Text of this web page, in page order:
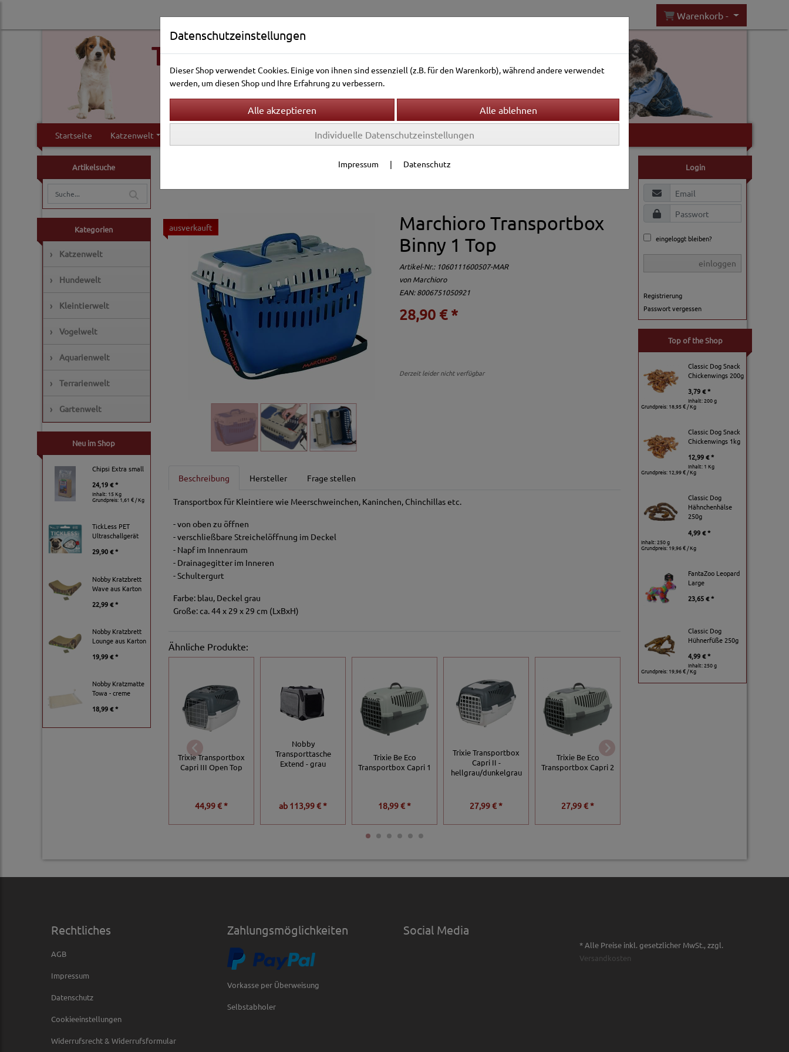
Warenkorb -
Startseite Katzenwelt Vogelwelt Aquarienwelt Terrarienwelt
Artikelsuche
Kategorien
› Katzenwelt
› Hundewelt
› Kleintierwelt
› Vogelwelt
› Aquarienwelt
› Terrarienwelt
› Gartenwelt
Neu im Shop
Chipsi Extra small
24,19 € *
Inhalt: 15 Kg
Grundpreis:1,61 € / Kg
TickLess PET
Ultraschallgerät
29,90 € *
Nobby Kratzbrett
Wave aus Karton
22,99 € *
Nobby Kratzbrett
Lounge aus Karton
19,99 € *
Nobby Kratzmatte
Towa - creme
18,99 € *
ausverkauft
Marchioro Transportbox
Binny 1 Top
Artikel-Nr.: 1060111600507-MAR
vonMarchioro
EAN: 8006751050921
28,90 € *
Derzeit leider nicht verfügbar
Beschreibung Hersteller Frage stellen
Transportbox für Kleintiere wie Meerschweinchen, Kaninchen, Chinchillas etc.
- von oben zu öffnen
- verschließbare Streichelöffnung im Deckel
- Napf im Innenraum
- Drainagegitter im Inneren
- Schultergurt
Farbe: blau, Deckel grau
Große: ca. 44 x 29 x 29 cm (LxBxH)
Ähnliche Produkte:
Trixie Transportbox
Capri III Open Top
44,99 € *
Nobby
Transporttasche
Extend - grau
ab 113,99 € *
Trixie Be Eco
Transportbox Capri 1
18,99 € *
Trixie Transportbox
Capri II -
hellgrau/dunkelgrau
27,99 € *
Trixie Be Eco
Transportbox Capri 2
27,99 € *
Login
eingeloggt bleiben?
einloggen
Registrierung
Passwort vergessen
Top of the Shop
Classic Dog Snack
Chickenwings 200g
3,79 € *
Inhalt: 200 g
Grundpreis: 18,95 € / Kg
Classic Dog Snack
Chickenwings 1kg
12,99 € *
Inhalt: 1 Kg
Grundpreis: 12,99 € / Kg
Classic Dog
Hähnchenhälse
250g
4,99 € *
Inhalt: 250 g
Grundpreis:19,96 € / Kg
FantaZoo Leopard
Large
23,65 € *
Classic Dog
Hühnerfüße 250g
4,99 € *
Inhalt: 250 g
Grundpreis: 19,96 € / Kg
Rechtliches
AGB
Impressum
Datenschutz
Cookieeinstellungen
Widerrufsrecht & Widerrufsformular
Zahlungsmöglichkeiten
Vorkasse per Überweisung
Selbstabholer
Social Media
* Alle Preise inkl. gesetzlicher MwSt., zzgl.
Versandkosten
Datenschutzeinstellungen
Dieser Shop verwendet Cookies. Einige von ihnen sind essenziell (z.B. für den Warenkorb), während andere verwendet
werden, um diesen Shop und Ihre Erfahrung zu verbessern.
Individuelle Datenschutzeinstellungen
Impressum | Datenschutz